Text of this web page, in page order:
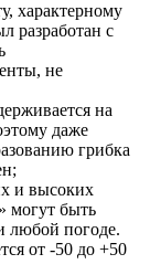
характерному
разработан с
не
на
даже
грибка
и высоких
могут быть
любой погоде.
от -50 до +50